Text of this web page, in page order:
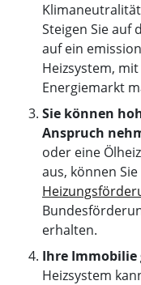
Steigen Sie auf
auf ein
Heizsystem,
Energiemarkt
Sie können
Anspruch
oder eine
aus, können
erhalten.
Ihre
Heizsystem